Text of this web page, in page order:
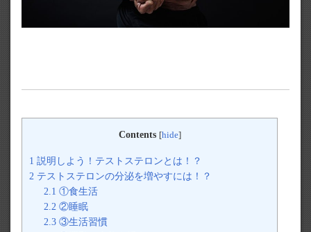
Contents [hide]
1 説明しよう！テストステロンとは！？
2 テストステロンの分泌を増やすには！？
2.1 ①食生活
2.2 ②睡眠
2.3 ③生活習慣